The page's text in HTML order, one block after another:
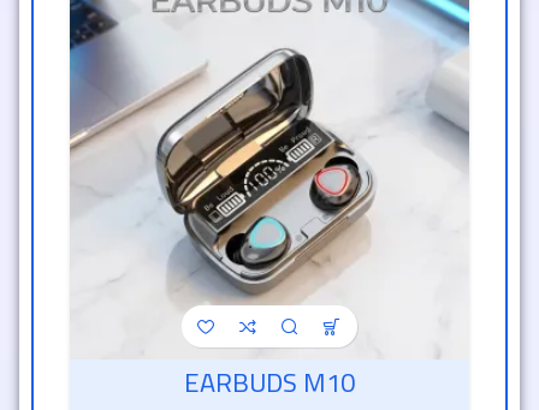
EARBUDS M10